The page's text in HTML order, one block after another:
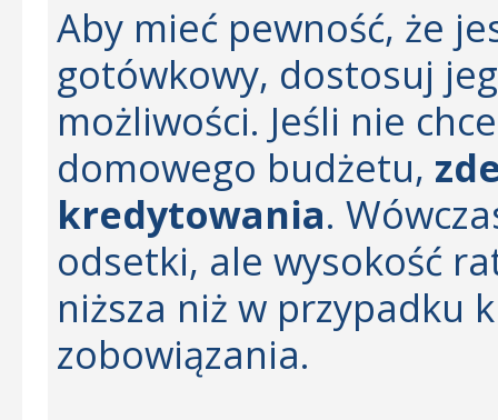
Aby mieć pewność, że
gotówkowy, dostosuj
możliwości. Jeśli nie
domowego budżetu,
kredytowania.
odsetki, ale wysokość
niższa niż w przypadku
zobowiązania.